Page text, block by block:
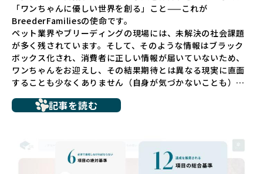
「ワンちゃんに優しい世界を創る」こと——これが
BreederFamiliesの使命です。
ペット業界やブリーディングの現場には、未解決の社会課題
が多く残されています。そして、そのような情報はブラック
ボックス化され、消費者に正しい情報が届いていないため、
ワンちゃんをお迎えし、その結果期待とは異なる現実に直面
することも少なくありません（自身が気づかないことも）。
ち、健康面や社会性に問題を抱えていたり、またブリーダー
いるというケースもあります。こうした問題は、消費者にと
っても大きな負担であり、ワンちゃん自身にとっても非常に
記事を読む